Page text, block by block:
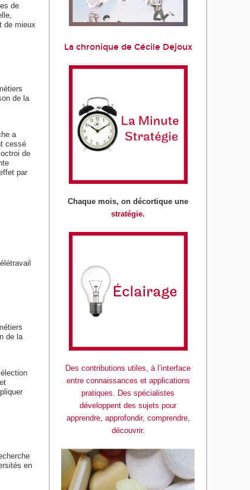
de
de mieux
de la
a
cessé
de
par
de la
en
La chronique de Cécile Dejoux
Chaque mois, on décortique une
stratégie.
Des contributions utiles, à l’interface
entre connaissances et applications
pratiques. Des spécialistes
développent des sujets pour
apprendre, approfondir, comprendre,
découvrir.